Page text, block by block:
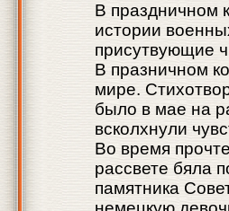
В праздничном
истории
присутвующие
В празничном
мире.
было в мае на
всколхнули
Во время
рассвете бяла
памятника